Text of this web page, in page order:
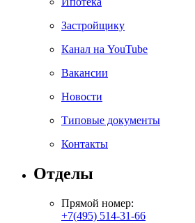
Застройщику
Канал на YouTube
Вакансии
Новости
Типовые документы
Контакты
Отделы
Прямой номер:
+7(495) 514-31-66